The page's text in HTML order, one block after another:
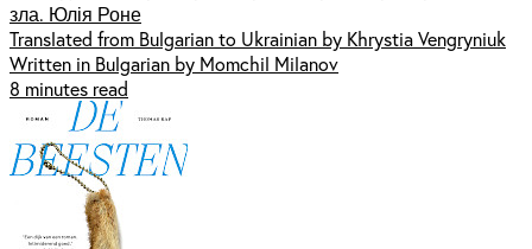
зла. Юлія Роне
Translated from Bulgarian to Ukrainian by Khrystia Vengryniuk
Written in Bulgarian by Momchil Milanov
8 minutes read